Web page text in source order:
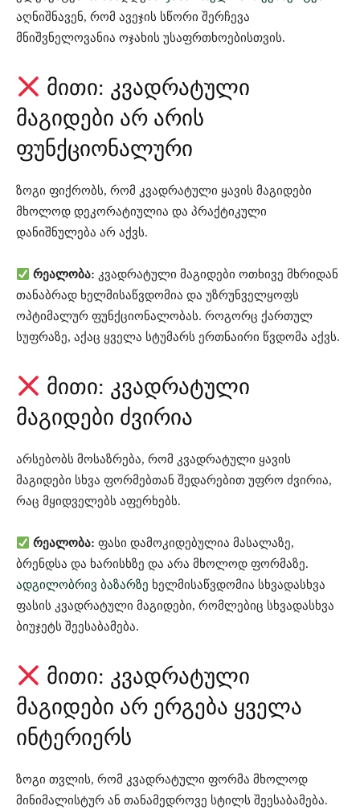
აღნიშნავენ, რომ ავეჯის სწორი შერჩევა
მნიშვნელოვანია ოჯახის უსაფრთხოებისთვის.
მითი: კვადრატული
მაგიდები არ არის
ფუნქციონალური
ზოგი ფიქრობს, რომ კვადრატული ყავის მაგიდები
მხოლოდ დეკორატიულია და პრაქტიკული
დანიშნულება არ აქვს.
რეალობა: კვადრატული მაგიდები ოთხივე მხრიდან
თანაბრად ხელმისაწვდომია და უზრუნველყოფს
ოპტიმალურ ფუნქციონალობას. როგორც ქართულ
სუფრაზე, აქაც ყველა სტუმარს ერთნაირი წვდომა აქვს.
მითი: კვადრატული
მაგიდები ძვირია
არსებობს მოსაზრება, რომ კვადრატული ყავის
მაგიდები სხვა ფორმებთან შედარებით უფრო ძვირია,
რაც მყიდველებს აფერხებს.
რეალობა: ფასი დამოკიდებულია მასალაზე,
ბრენდსა და ხარისხზე და არა მხოლოდ ფორმაზე.
ადგილობრივ ბაზარზე ხელმისაწვდომია სხვადასხვა
ფასის კვადრატული მაგიდები, რომლებიც სხვადასხვა
ბიუჯეტს შეესაბამება.
მითი: კვადრატული
მაგიდები არ ერგება ყველა
ინტერიერს
ზოგი თვლის, რომ კვადრატული ფორმა მხოლოდ
მინიმალისტურ ან თანამედროვე სტილს შეესაბამება.